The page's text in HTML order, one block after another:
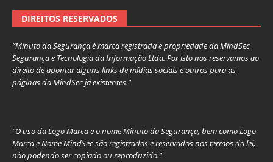
DIREITOS RESERVADOS
“Minuto da Segurança é marca registrada e propriedade da MindSec
Segurança e Tecnologia da Informação Ltda. Por isto nos reservamos ao
direito de apontar alguns links de mídias sociais e outros para as
páginas da MindSec já existentes.”
“O uso da Logo Marca e o nome Minuto da Segurança, bem como Logo
Marca e Nome MindSec são registrados e reservados nos termos da lei,
não podendo ser copiado ou reproduzido.”